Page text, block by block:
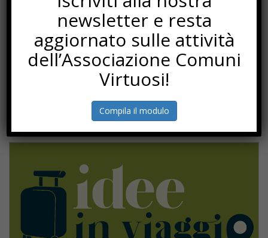
newsletter e resta
aggiornato sulle attività
dell’Associazione Comuni
Virtuosi!
Compila il modulo